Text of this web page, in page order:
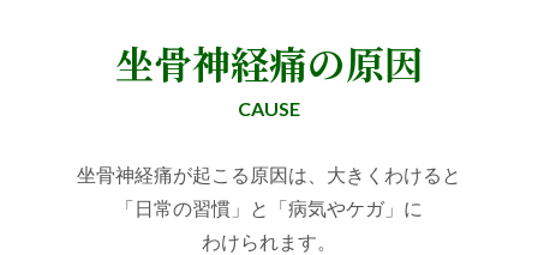
坐骨神経痛の原因
CAUSE
坐骨神経痛が起こる原因は、大きくわけると
「日常の習慣」と「病気やケガ」に
わけられます。